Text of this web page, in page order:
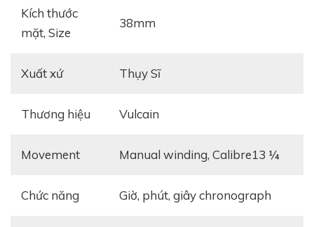
Kích thước
mặt, Size
38mm
Xuất xứ Thụy Sĩ
Thương hiệu Vulcain
Movement manual winding, Calibre13 ¼
Chức năng Giờ, phút, giây chronograph